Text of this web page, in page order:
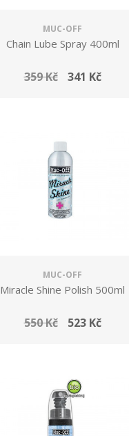
MUC-OFF
Chain Lube Spray 400ml
359 Kč 341 Kč
MUC-OFF
Miracle Shine Polish 500ml
550 Kč 523 Kč